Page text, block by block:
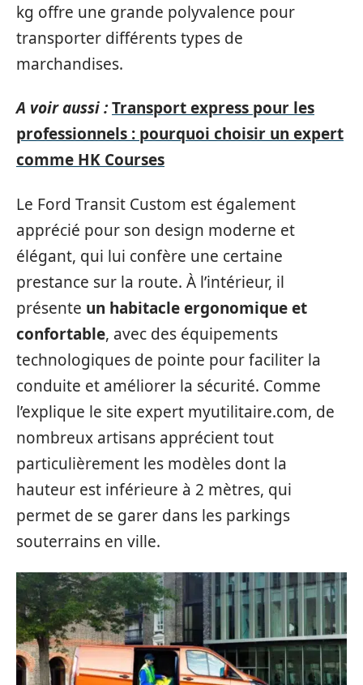
kg offre une grande polyvalence pour
transporter différents types de
marchandises.
A voir aussi :Transport express pour les
professionnels : pourquoi choisir un expert
comme HK Courses
Le Ford Transit Custom est également
apprécié pour son design moderne et
élégant, qui lui confère une certaine
prestance sur la route. À l’intérieur, il
présente un habitacle ergonomique et
confortable, avec des équipements
technologiques de pointe pour faciliter la
conduite et améliorer la sécurité. Comme
l’explique le site expert myutilitaire.com, de
nombreux artisans apprécient tout
particulièrement les modèles dont la
hauteur est inférieure à 2 mètres, qui
permet de se garer dans les parkings
souterrains en ville.